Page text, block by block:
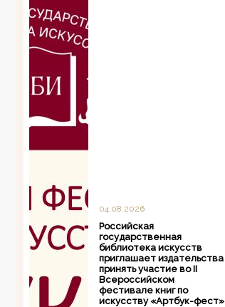
04.08.2026
Российская
государственная
библиотека искусств
приглашает издательства
принять участие во II
Всероссийском
фестивале книг по
искусству «Артбук-фест»